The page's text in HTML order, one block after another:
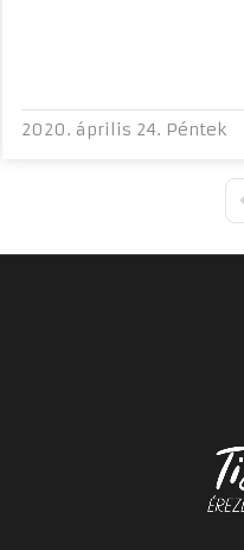
2020. április 24. Péntek